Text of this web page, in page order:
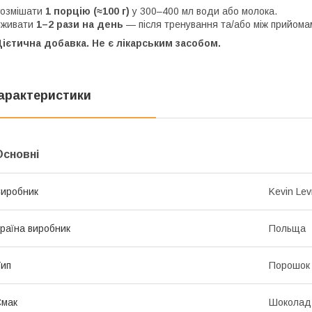
1 порцію (≈100 г) у 300–400 мл води або молока.
1–2 рази на день — після тренування та/або між
добавка. Не є лікарським засобом.
Kevin
виробник Польща
Порошок
Шоколад